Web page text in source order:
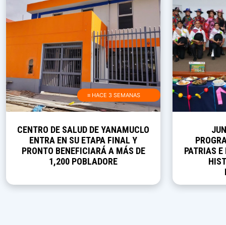
≡ HACE 3 SEMANAS
CENTRO DE SALUD DE YANAMUCLO
ENTRA EN SU ETAPA FINAL Y
PRONTO BENEFICIARÁ A MÁS DE
1,200 POBLADORE
PATRIAS